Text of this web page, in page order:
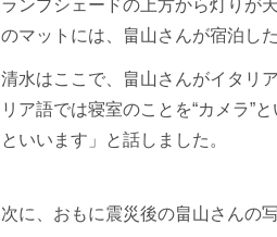
ランプシェードの上方から灯りが
のマットには、畠山さんが宿泊し
清水はここで、畠山さんがイタリ
リア語では寝室のことを“カメラ”
といいます」と話しました。
次に、おもに震災後の畠山さんの